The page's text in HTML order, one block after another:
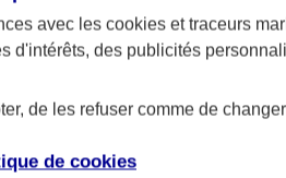
Réserves
avec les cookies et traceurs
d'intérêts, des publicités
de les refuser comme de
de cookies